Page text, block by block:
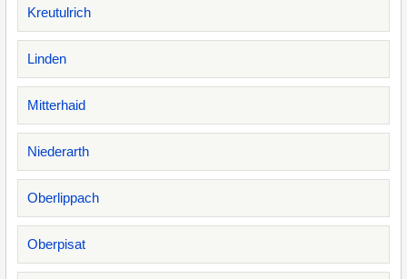
Kreutulrich
Linden
Mitterhaid
Niederarth
Oberlippach
Oberpisat